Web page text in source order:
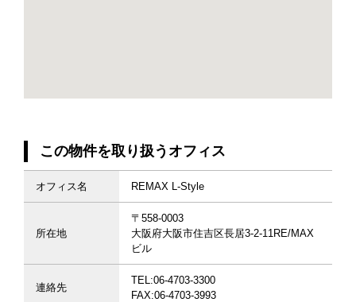
この物件を取り扱うオフィス
オフィス名 REMAX L-Style
所在地
〒558-0003
大阪府大阪市住吉区長居3-2-11RE/MAX
ビル
連絡先
TEL:06-4703-3300
FAX:06-4703-3993